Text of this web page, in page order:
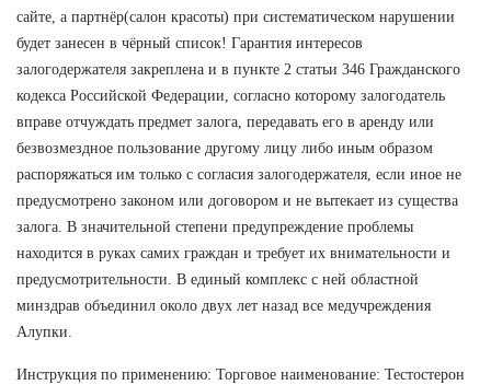
сайте, а партнёр(салон красоты) при систематическом нарушении
будет занесен в чёрный список! Гарантия интересов
залогодержателя закреплена и в пункте 2 статьи 346 Гражданского
кодекса Российской Федерации, согласно которому залогодатель
вправе отчуждать предмет залога, передавать его в аренду или
безвозмездное пользование другому лицу либо иным образом
распоряжаться им только с согласия залогодержателя, если иное не
предусмотрено законом или договором и не вытекает из существа
залога. В значительной степени предупреждение проблемы
находится в руках самих граждан и требует их внимательности и
предусмотрительности. В единый комплекс с ней областной
минздрав объединил около двух лет назад все медучреждения
Алупки.
Инструкция по применению: Торговое наименование: Тестостерон